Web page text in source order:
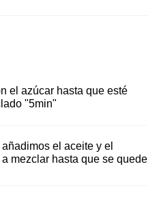
el azúcar hasta que esté
"5min"
el aceite y el
mezclar hasta que se quede